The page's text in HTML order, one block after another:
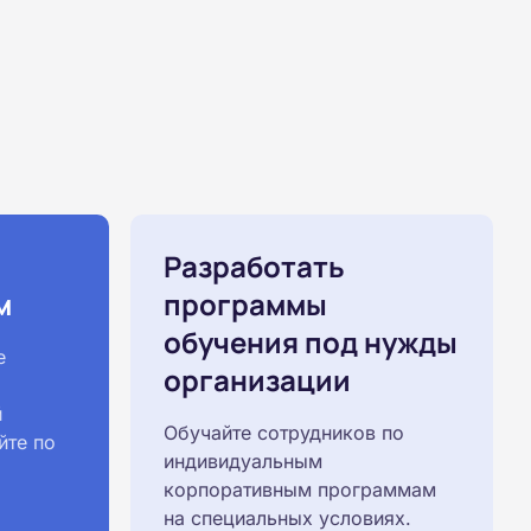
по
Разработать
программы
обучения под нужды
организации
Обучайте сотрудников по
индивидуальным
корпоративным программам
на специальных условиях.